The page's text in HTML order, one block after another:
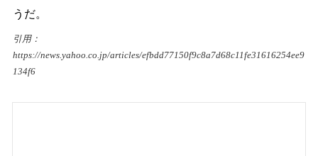
うだ。
引用：
https://news.yahoo.co.jp/articles/efbdd77150f9c8a7d68c11fe31616254ee9
134f6